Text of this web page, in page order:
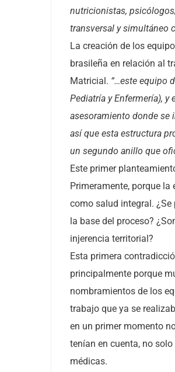
nutricionistas,
transversal y simultáneo
La creación de los
brasileña en relación al
Matricial. “…este equipo
Pediatría y Enfermería),
asesoramiento donde se
así que esta estructura
un segundo anillo que
Este primer
Primeramente, porque
como salud integral.
la base del proceso?
injerencia territorial?
Esta primera
principalmente porque
nombramientos de los
trabajo que ya se
en un primer momento
tenían en cuenta, no
médicas.